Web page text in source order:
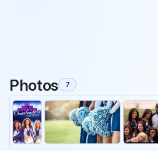
Photos 7